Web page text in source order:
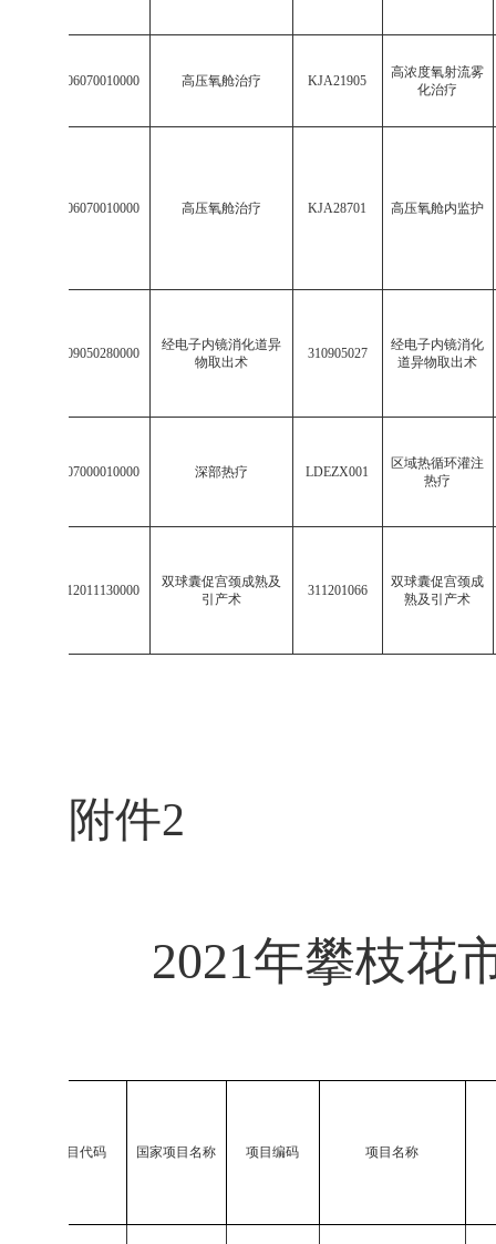
003106070010000 高压氧舱治疗 KJA21905
高浓度氧射流雾
化治疗
003106070010000 高压氧舱治疗 KJA28701 高压氧舱内监护
513109050280000
经电子内镜消化道异
物取出术
310905027
经电子内镜消化
道异物取出术
002407000010000 深部热疗 LDEZX001
区域热循环灌注
热疗
513112011130000
双球囊促宫颈成熟及
引产术
311201066
双球囊促宫颈成
熟及引产术
附件2
2021年攀枝花
国家项目代码 国家项目名称 项目编码 项目名称